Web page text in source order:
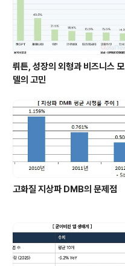
뤼튼, 성장의 외형과 비즈니스 모
델의 고민
고화질 지상파 DMB의 문제점